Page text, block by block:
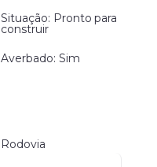
Situação: Pronto para
construir
Averbado: Sim
Rodovia